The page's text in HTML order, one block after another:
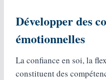
Développer des
émotionnelles
La confiance en soi, la
constituent des